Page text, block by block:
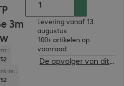
3m
nr.:
Levering vanaf 13.
augustus
100+ artikelen op
voorraad.
De opvolger van dit product bekijken